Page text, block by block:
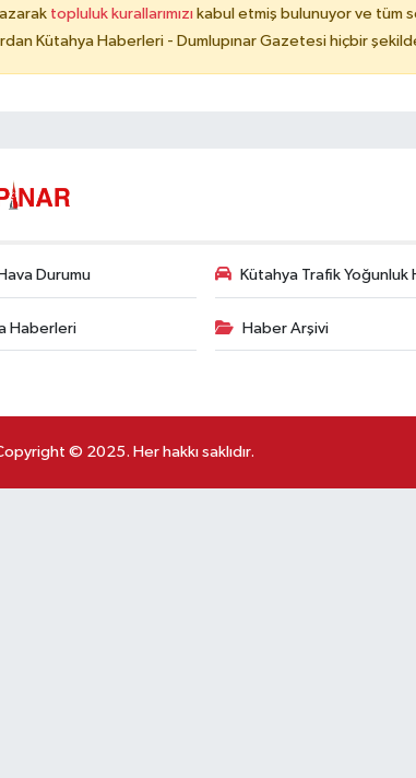
topluluk kurallarımızı kabul etmiş bulunuyor ve tüm
Kütahya Haberleri - Dumlupınar Gazetesi hiçbir
Durumu Kütahya Trafik Yoğunluk
Haberleri Haber Arşivi
© 2025. Her hakkı saklıdır.